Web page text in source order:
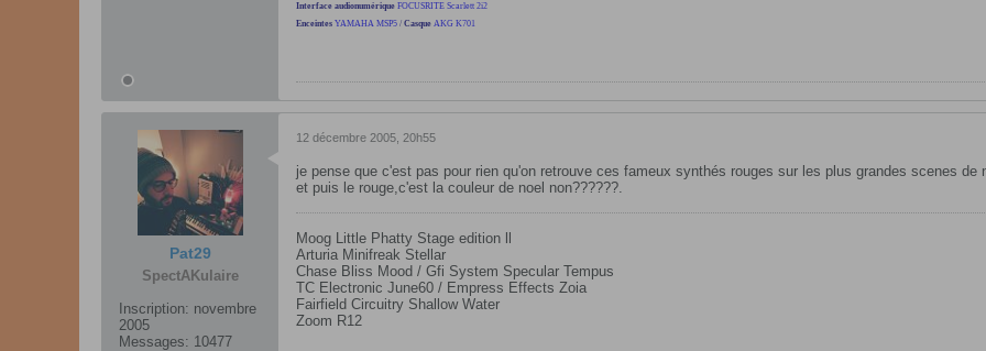
Interface audionumérique FOCUSRITE Scarlett 2i2
Enceintes YAMAHA MSP5 / Casque AKG K701
Pat29
SpectAKulaire
Inscription: novembre
2005
Messages: 10477
12 décembre 2005, 20h55
je pense que c'est pas pour rien qu'on retrouve ces fameux synthés rouges sur les plus grandes scenes de
et puis le rouge,c'est la couleur de noel non??????.
Moog Little Phatty Stage edition ll
Arturia Minifreak Stellar
Chase Bliss Mood / Gfi System Specular Tempus
TC Electronic June60 / Empress Effects Zoia
Fairfield Circuitry Shallow Water
Zoom R12